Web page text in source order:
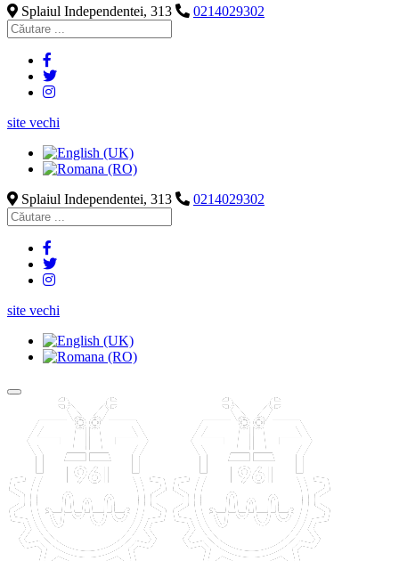
Splaiul Independentei, 313
0214029302
site vechi
Splaiul Independentei, 313 0214029302
site vechi